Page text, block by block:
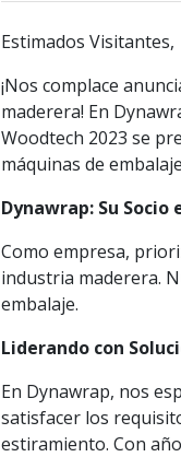
Estimados Visitantes,
¡Nos complace
maderera! En
Woodtech 2023 se
máquinas de
Dynawrap: Su Socio
Como empresa,
industria maderera.
embalaje.
Liderando con
En Dynawrap, nos
satisfacer los
estiramiento. Con